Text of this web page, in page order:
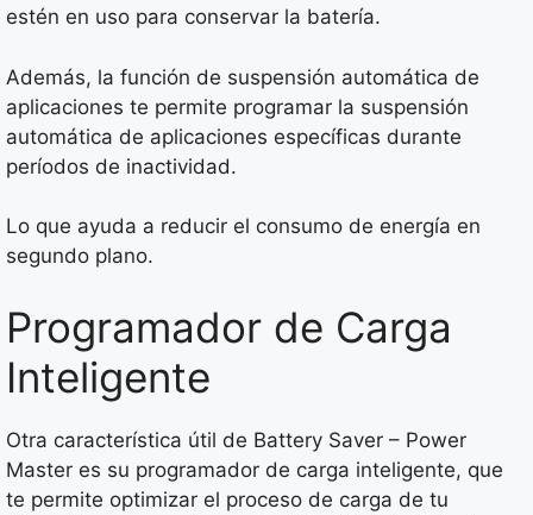
estén en uso para conservar la batería.
Además, la función de suspensión automática de
aplicaciones te permite programar la suspensión
automática de aplicaciones específicas durante
períodos de inactividad.
Lo que ayuda a reducir el consumo de energía en
segundo plano.
Programador de Carga
Inteligente
Otra característica útil de Battery Saver – Power
Master es su programador de carga inteligente, que
te permite optimizar el proceso de carga de tu